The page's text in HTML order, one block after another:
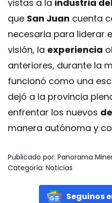
vistas a la industria
que San Juan cuenta
necesaria para liderar
visión, la experiencia
anteriores, durante la
funcionó como una
dejó a la provincia
enfrentar los nuevos
manera autónoma y
Publicado por: Panorama
Categoría: Noticias
Seguinos